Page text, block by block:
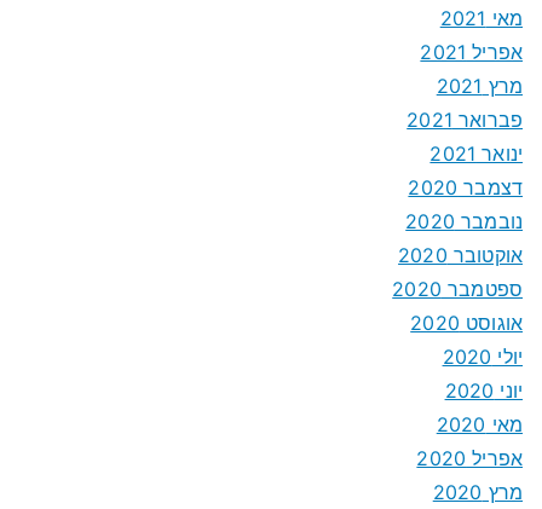
מאי 2021
אפריל 2021
מרץ 2021
פברואר 2021
ינואר 2021
דצמבר 2020
נובמבר 2020
אוקטובר 2020
ספטמבר 2020
אוגוסט 2020
יולי 2020
יוני 2020
מאי 2020
אפריל 2020
מרץ 2020